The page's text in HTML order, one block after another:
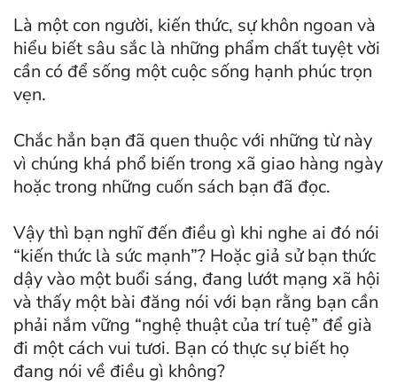
Là một con người, kiến thức, sự khôn ngoan và
hiểu biết sâu sắc là những phẩm chất tuyệt vời
cần có để sống một cuộc sống hạnh phúc trọn
vẹn.
Chắc hẳn bạn đã quen thuộc với những từ này
vì chúng khá phổ biến trong xã giao hàng ngày
hoặc trong những cuốn sách bạn đã đọc.
Vậy thì bạn nghĩ đến điều gì khi nghe ai đó nói
“kiến thức là sức mạnh”? Hoặc giả sử bạn thức
dậy vào một buổi sáng, đang lướt mạng xã hội
và thấy một bài đăng nói với bạn rằng bạn cần
phải nắm vững “nghệ thuật của trí tuệ” để già
đi một cách vui tươi. Bạn có thực sự biết họ
đang nói về điều gì không?